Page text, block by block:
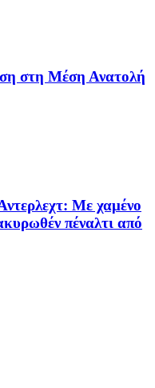
στη Μέση Ανατολή
Με χαμένο
πέναλτι από